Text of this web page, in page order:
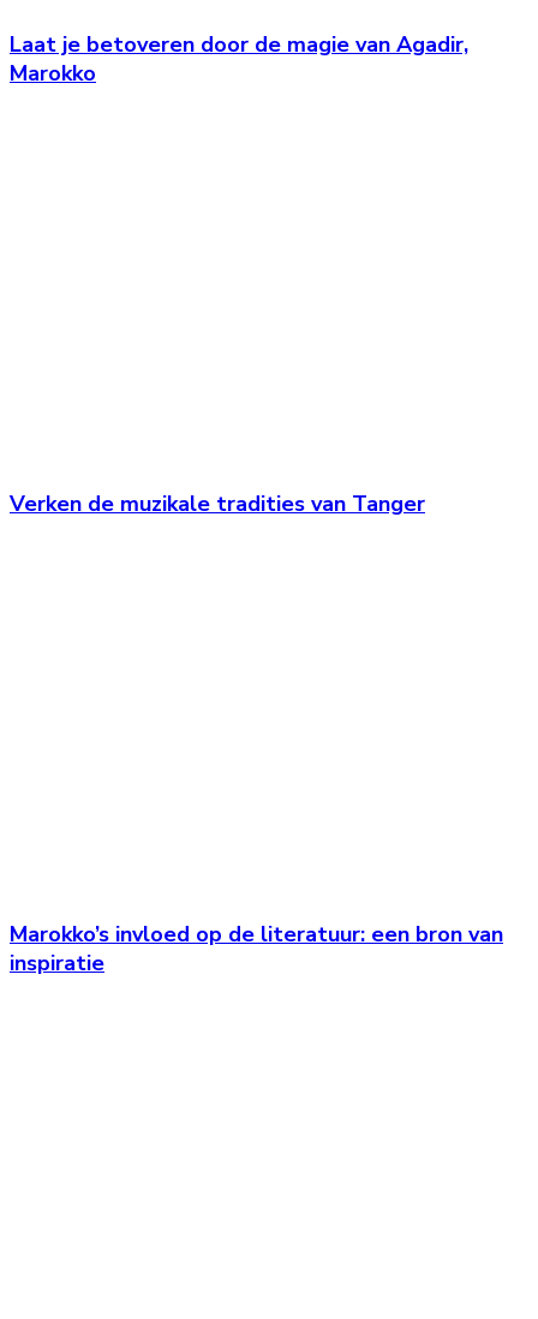
Laat je betoveren door de magie van Agadir,
Marokko
Verken de muzikale tradities van Tanger
Marokko’s invloed op de literatuur: een bron van
inspiratie